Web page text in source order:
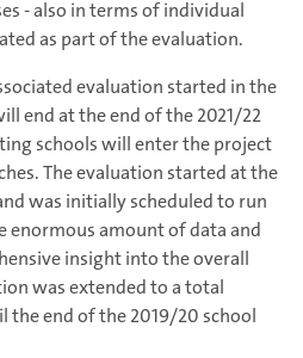
- also in terms of individual
as part of the evaluation.
evaluation started in the
end at the end of the 2021/22
schools will enter the project
The evaluation started at the
was initially scheduled to run
enormous amount of data and
insight into the overall
was extended to a total
the end of the 2019/20 school